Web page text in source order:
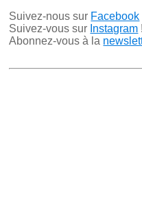
Suivez-nous sur Facebook
Suivez-vous sur Instagram !
Abonnez-vous à la